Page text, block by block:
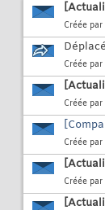
Créée par
Créée par
Créée par
Créée par
Créée par